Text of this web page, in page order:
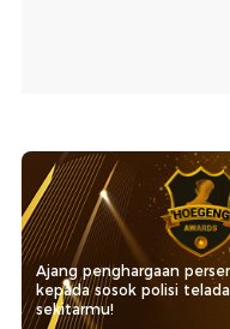
Ajang penghargaan
kepada sosok polisi
sekitarmu!